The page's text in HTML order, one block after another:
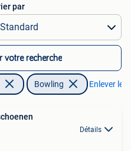
distances…
par
votre recherche
Bowling Enlever les
Détails